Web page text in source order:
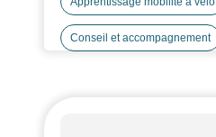
Conseil et accompagnement